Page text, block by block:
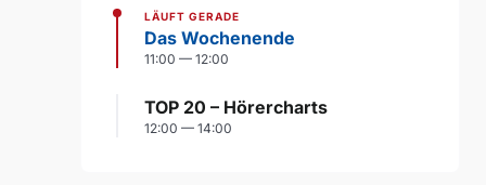
LÄUFT GERADE
Das Wochenende
11:00 — 12:00
TOP 20 – Hörercharts
12:00 — 14:00